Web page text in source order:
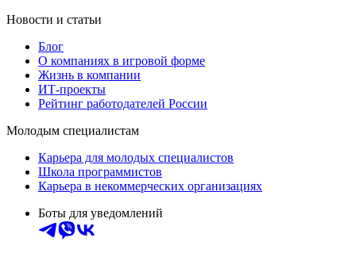
Новости и статьи
Блог
О компаниях в игровой форме
Жизнь в компании
ИТ-проекты
Рейтинг работодателей России
Молодым специалистам
Карьера для молодых специалистов
Школа программистов
Карьера в некоммерческих организациях
Боты для уведомлений